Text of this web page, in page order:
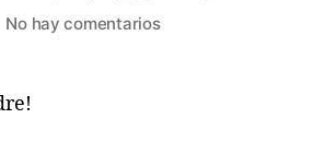
No hay comentarios